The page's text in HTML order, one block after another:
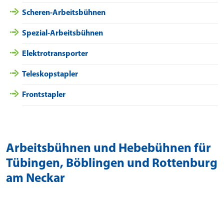
Scheren-Arbeitsbühnen
Spezial-Arbeitsbühnen
Elektrotransporter
Teleskopstapler
Frontstapler
Arbeitsbühnen und Hebebühnen für
Tübingen, Böblingen und Rottenburg
am Neckar